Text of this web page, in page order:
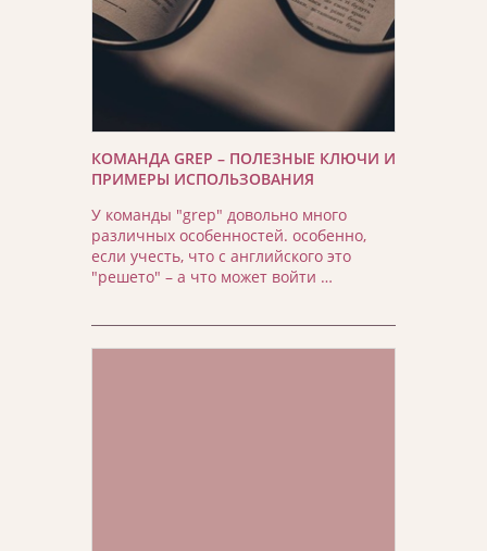
КОМАНДА GREP – ПОЛЕЗНЫЕ КЛЮЧИ И
ПРИМЕРЫ ИСПОЛЬЗОВАНИЯ
У команды "grep" довольно много
различных особенностей. особенно,
если учесть, что с английского это
"решето" – а что может войти …